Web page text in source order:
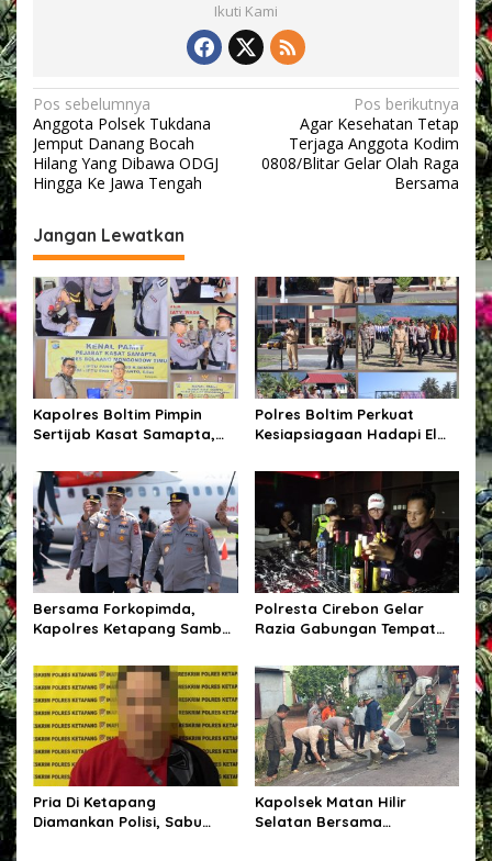
m
b
a
n
g
Ikuti Kami
N
a
v
g
a
s
i
p
o
s
Pos sebelumnya
Anggota Polsek Tukdana
Jemput Danang Bocah
Hilang Yang Dibawa ODGJ
Hingga Ke Jawa Tengah
Pos berikutnya
Agar Kesehatan Tetap
Terjaga Anggota Kodim
0808/Blitar Gelar Olah Raga
Bersama
Jangan Lewatkan
Kapolres Boltim Pimpin
Sertijab Kasat Samapta,
Kepemimpinan dan
Penguatan Pelayanan
Kepolisian
Polres Boltim Perkuat
Kesiapsiagaan Hadapi El
Bersama Lintas Instansi
Bersama Forkopimda,
Kapolres Ketapang Sambut
Kalbar di Bumi Ale-Ale
Kabupaten Ketapang
Polresta Cirebon Gelar
Razia Gabungan Tempat
Pria Di Ketapang
Diamankan Polisi, Sabu
Kapolsek Matan Hilir
Selatan Bersama